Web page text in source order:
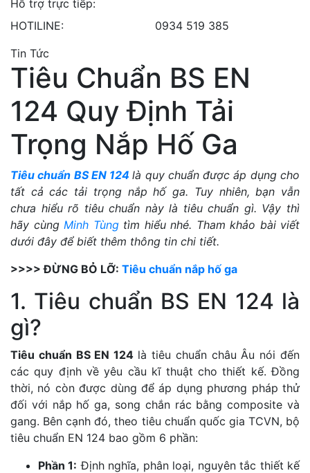
Hỗ trợ trực tiếp:
HOTILINE:
0934 519 385
Tin Tức
Tiêu Chuẩn BS EN
124 Quy Định Tải
Trọng Nắp Hố Ga
Tiêu chuẩn BS EN 124 là quy chuẩn được áp dụng cho
tất cả các tải trọng nắp hố ga. Tuy nhiên, bạn vẫn
chưa hiểu rõ tiêu chuẩn này là tiêu chuẩn gì. Vậy thì
hãy cùng Minh Tùngtìm hiểu nhé. Tham khảo bài viết
dưới đây để biết thêm thông tin chi tiết.
>>>> ĐỪNG BỎ LỠ: Tiêu chuẩn nắp hố ga
1. Tiêu chuẩn BS EN 124 là
gì?
Tiêu chuẩn BS EN 124 là tiêu chuẩn châu Âu nói đến
các quy định về yêu cầu kĩ thuật cho thiết kế. Đồng
thời, nó còn được dùng để áp dụng phương pháp thử
đối với nắp hố ga, song chắn rác bằng composite và
gang. Bên cạnh đó, theo tiêu chuẩn quốc gia TCVN, bộ
tiêu chuẩn EN 124 bao gồm 6 phần:
Phần 1: Định nghĩa, phân loại, nguyên tắc thiết kế